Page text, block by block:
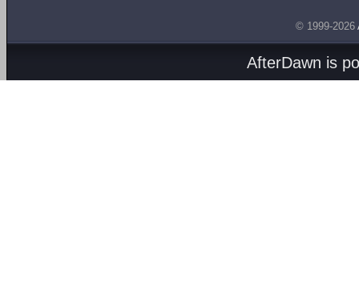
© 1999-2026
AfterDawn is